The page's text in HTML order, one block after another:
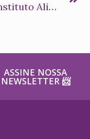
Instituto Aliança Contra A Hanseníase Conquista Certificação De Organização De Interesse Público
ASSINE NOSSA
NEWSLETTER ​📨